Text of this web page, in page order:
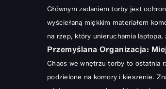
Głównym zadaniem torby jest
wyściełaną miękkim materiałem
na rzep, który unieruchamia
Przemyślana Organizacja:
Chaos we wnętrzu torby to ostatnia
podzielone na komory i kieszenie.